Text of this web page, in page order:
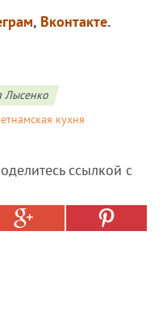
, Вконтакте.
Лысенко
кухня
ссылкой с